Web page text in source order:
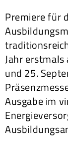
Premiere für
Jahr
und 25.
Ausgabe im